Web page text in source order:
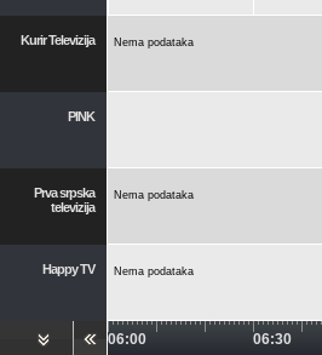
Kurir Televizija
PINK
Prva srpska
televizija
Happy TV
Red TV
Nema podataka
Nema podataka
Nema podataka
06:00 06:30